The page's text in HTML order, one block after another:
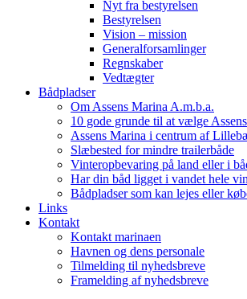
Nyt fra bestyrelsen
Bestyrelsen
Vision – mission
Generalforsamlinger
Regnskaber
Vedtægter
Bådpladser
Om Assens Marina A.m.b.a.
10 gode grunde til at vælge
Assens Marina i centrum af
Slæbested for mindre trailerbåde
Vinteropbevaring på land eller i
Har din båd ligget i vandet hele
Bådpladser som kan lejes eller
Links
Kontakt
Kontakt marinaen
Havnen og dens personale
Tilmelding til nyhedsbreve
Framelding af nyhedsbreve